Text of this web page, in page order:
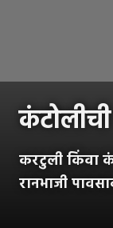
करटुली किंवा
रानभाजी